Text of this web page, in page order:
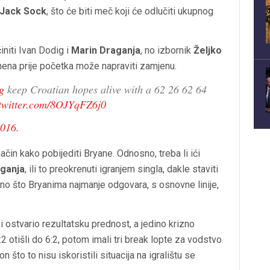
Sock, što će biti meč koji će odlučiti ukupnog
Ivan Dodig i Marin Draganja, no izbornik Željko
prije početka može napraviti zamjenu.
keep Croatian hopes alive with a 62 26 62 64
8OJYqFZ6j0
kako pobijediti Bryane. Odnosno, treba li ići
, ili to preokrenuti igranjem singla, dakle staviti
što Bryanima najmanje odgovara, s osnovne linije,
rezultatsku prednost, a jedino krizno
otišli do 6:2, potom imali tri break lopte za vodstvo
što to nisu iskoristili situacija na igralištu se